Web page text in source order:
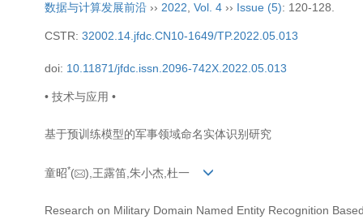
数据与计算发展前沿 ›› 2022 Vol. 4 ›› Issue (5): 120-128.
CSTR: 32002.14.jfdc.CN10-1649/TP.2022.05.013
doi: 10.11871/jfdc.issn.2096-742X.2022.05.013
• 技术与应用 •
基于预训练模型的军事领域命名实体识别研究
童昭*( ),王露笛,朱小杰,杜一
Research on Military Domain Named Entity Recognition